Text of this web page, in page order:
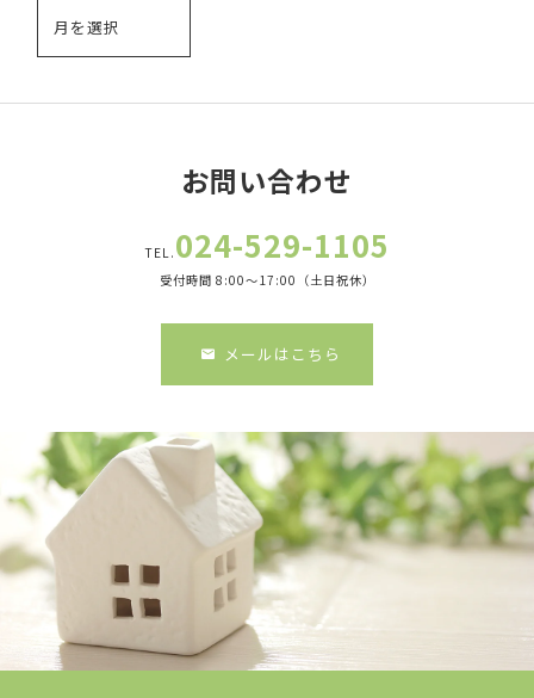
お問い合わせ
TEL. 024-529-1105
受付時間 8:00～17:00（土日祝休）
メールはこちら